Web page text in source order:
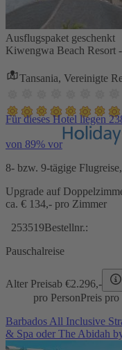
Ausflugspaket geschenkt
Kiwengwa Beach Resort
Tansania, Vereinigte
Für dieses Hotel liegen
von 89% vor
8- bzw. 9-tägige
Upgrade auf
ca. € 134,- pro Zimmer
253519Bestellnr.:
Pauschalreise
Alter Preisab €2.296,-
pro PersonPreis pro
Barbados All Inclusive
& Spa oder The Abidah